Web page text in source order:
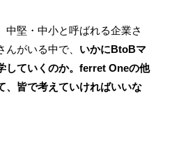
中堅・中小と呼ばれる企業さ
がいる中で、 いかにBtoBマ
していくのか。ferret Oneの他
、皆で考えていければいいな